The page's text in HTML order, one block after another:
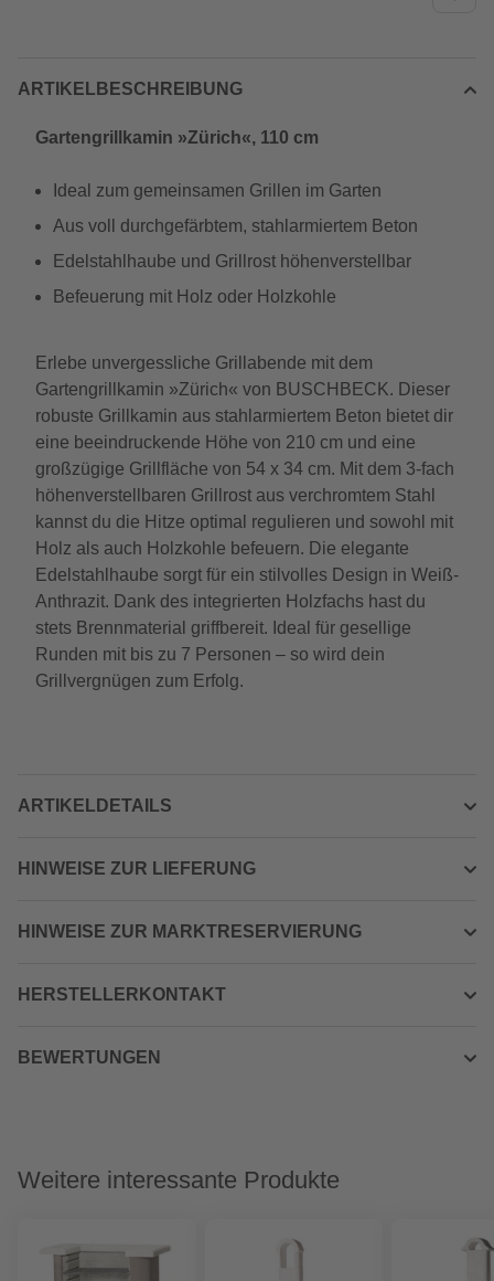
ARTIKELBESCHREIBUNG
Gartengrillkamin »Zürich«, 110 cm
Ideal zum gemeinsamen Grillen im Garten
Aus voll durchgefärbtem, stahlarmiertem Beton
Edelstahlhaube und Grillrost höhenverstellbar
Befeuerung mit Holz oder Holzkohle
Erlebe unvergessliche Grillabende mit dem
Gartengrillkamin »Zürich« von BUSCHBECK. Dieser
robuste Grillkamin aus stahlarmiertem Beton bietet dir
eine beeindruckende Höhe von 210 cm und eine
großzügige Grillfläche von 54 x 34 cm. Mit dem 3-fach
höhenverstellbaren Grillrost aus verchromtem Stahl
kannst du die Hitze optimal regulieren und sowohl mit
Holz als auch Holzkohle befeuern. Die elegante
Edelstahlhaube sorgt für ein stilvolles Design in Weiß-
Anthrazit. Dank des integrierten Holzfachs hast du
stets Brennmaterial griffbereit. Ideal für gesellige
Runden mit bis zu 7 Personen – so wird dein
Grillvergnügen zum Erfolg.
ARTIKELDETAILS
HINWEISE ZUR LIEFERUNG
HINWEISE ZUR MARKTRESERVIERUNG
HERSTELLERKONTAKT
BEWERTUNGEN
Weitere interessante Produkte